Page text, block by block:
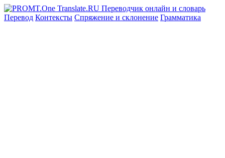
Перевод Контексты Спряжение и склонение Грамматика